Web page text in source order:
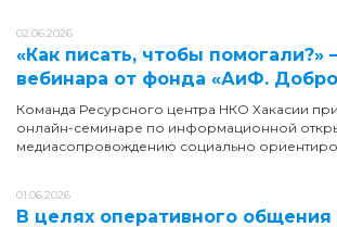
02.06.2026
«Как писать, чтобы помогали?»
вебинара от фонда «АиФ.
Команда Ресурсного центра НКО Хакасии
онлайн-семинаре по информационной
медиасопровождению социально
01.06.2026
В целях оперативного общения